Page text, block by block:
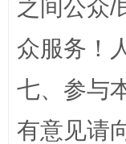
网上购
之间公众/
众服务！
七、参与
有意见请